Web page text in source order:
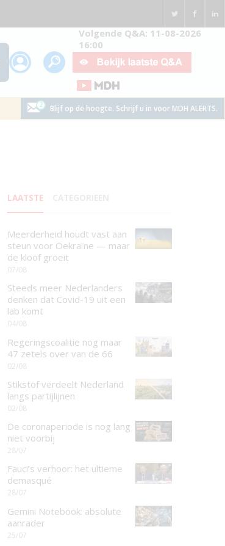
Volgende Q&A: 11-08-2026
16:00
Blijf op de hoogte. Schrijf u in voor MDH ALERTS.
LAATSTE
Meerderheid houdt vast aan
steun voor Oekraïne — maar
de kloof groeit
07/08
Steeds meer Nederlanders
denken dat Covid-19 uit een
lab komt
04/08
Regeringscoalitie nog maar
47 zetels over van de 66
02/08
Stikstof verdeelt Nederland
langs partijlijnen
02/08
De coronaperiode is nog lang
niet voorbij
28/07
Fauci’s verhoor: het ultieme
demasqué
28/07
Gemini Notebook: absolute
aanrader
25/07